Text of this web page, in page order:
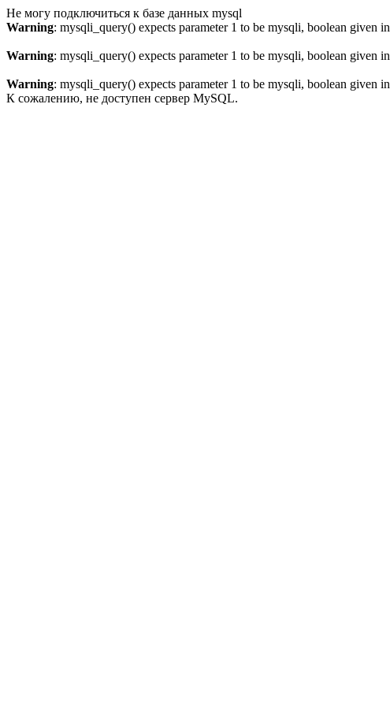
Не могу подключиться к базе данных mysql
Warning: mysqli_query() expects parameter 1 to be mysqli, boolean given in
Warning: mysqli_query() expects parameter 1 to be mysqli, boolean given in
Warning: mysqli_query() expects parameter 1 to be mysqli, boolean given in
К сожалению, не доступен сервер MySQL.